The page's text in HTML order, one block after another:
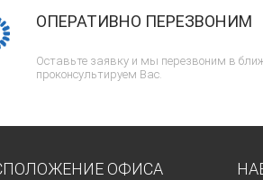
ОПЕРАТИВНО ПЕРЕЗВОНИМ
Оставьте заявку и мы перезвоним в
проконсультируем Вас.
ОФИСА